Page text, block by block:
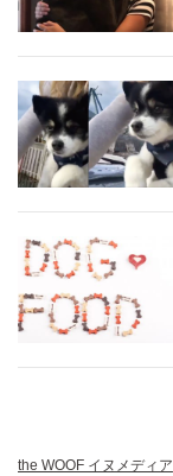
the WOOF イヌメディア